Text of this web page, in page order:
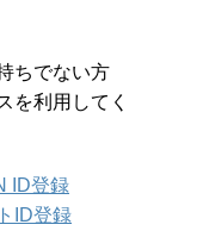
ちでない方
を利用してく
ID登録
ID登録